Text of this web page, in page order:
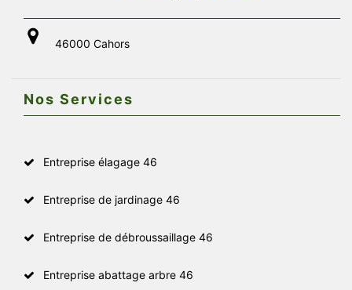
46000 Cahors
Nos Services
Entreprise élagage 46
Entreprise de jardinage 46
Entreprise de débroussaillage 46
Entreprise abattage arbre 46